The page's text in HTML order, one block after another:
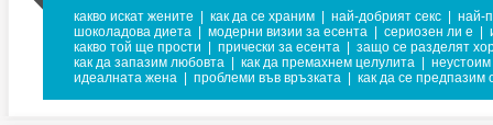
какво искат жените как да се храним най-добрият секс
най-
шоколадова диета
модерни визии за есента сериозен ли е
какво той ще прости
прически за есента
защо се разделят
как да запазим любовта
как да премахнем целулита
неустоим
идеалната жена
проблеми във връзката как да се предпазим